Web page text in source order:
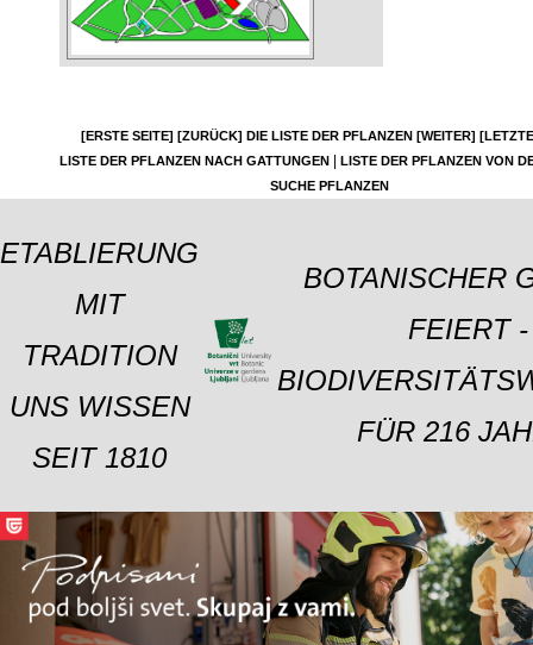
[ERSTE SEITE] [ZURÜCK] DIE LISTE DER PFLANZEN [WEITER]
LISTE DER PFLANZEN NACH GATTUNGEN
LISTE DER PFLANZEN VON
SUCHE PFLANZEN
ETABLIERUNG
MIT
TRADITION
UNS WISSEN
SEIT 1810
BOTANISCHER
FEIERT -
FÜR 216